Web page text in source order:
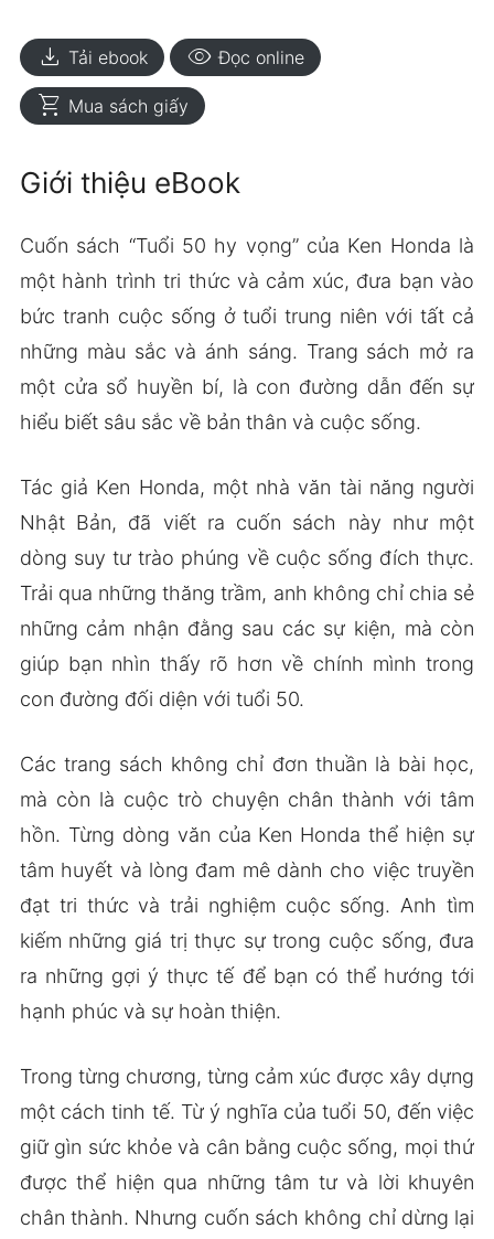
download Tải ebook visibility Đọc online
shopping_cart Mua sách giấy
Giới thiệu eBook
Cuốn sách “Tuổi 50 hy vọng” của Ken Honda là
một hành trình tri thức và cảm xúc, đưa bạn vào
bức tranh cuộc sống ở tuổi trung niên với tất cả
những màu sắc và ánh sáng. Trang sách mở ra
một cửa sổ huyền bí, là con đường dẫn đến sự
hiểu biết sâu sắc về bản thân và cuộc sống.
Tác giả Ken Honda, một nhà văn tài năng người
Nhật Bản, đã viết ra cuốn sách này như một
dòng suy tư trào phúng về cuộc sống đích thực.
Trải qua những thăng trầm, anh không chỉ chia sẻ
những cảm nhận đằng sau các sự kiện, mà còn
giúp bạn nhìn thấy rõ hơn về chính mình trong
con đường đối diện với tuổi 50.
Các trang sách không chỉ đơn thuần là bài học,
mà còn là cuộc trò chuyện chân thành với tâm
hồn. Từng dòng văn của Ken Honda thể hiện sự
tâm huyết và lòng đam mê dành cho việc truyền
đạt tri thức và trải nghiệm cuộc sống. Anh tìm
kiếm những giá trị thực sự trong cuộc sống, đưa
ra những gợi ý thực tế để bạn có thể hướng tới
hạnh phúc và sự hoàn thiện.
Trong từng chương, từng cảm xúc được xây dựng
một cách tinh tế. Từ ý nghĩa của tuổi 50, đến việc
giữ gìn sức khỏe và cân bằng cuộc sống, mọi thứ
được thể hiện qua những tâm tư và lời khuyên
chân thành. Nhưng cuốn sách không chỉ dừng lại